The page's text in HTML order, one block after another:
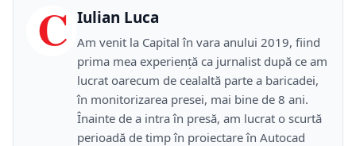
C Iulian Luca
Am venit la Capital în vara anului 2019, fiind
prima mea experiență ca jurnalist după ce am
lucrat oarecum de cealaltă parte a baricadei,
în monitorizarea presei, mai bine de 8 ani.
Înainte de a intra în presă, am lucrat o scurtă
perioadă de timp în proiectare în Autocad